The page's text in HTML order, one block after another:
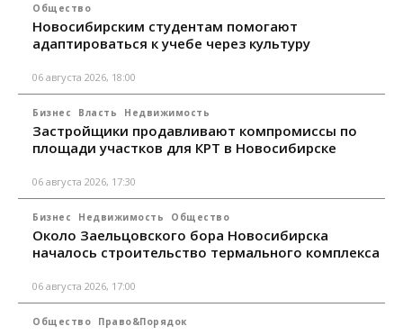
Общество
Новосибирским студентам помогают
адаптироваться к учебе через культуру
06 августа 2026, 18:00
Бизнес Власть Недвижимость
Застройщики продавливают компромиссы по
площади участков для КРТ в Новосибирске
06 августа 2026, 17:30
Бизнес Недвижимость Общество
Около Заельцовского бора Новосибирска
началось строительство термального комплекса
06 августа 2026, 17:00
Общество Право&Порядок